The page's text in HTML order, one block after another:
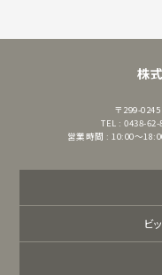
株
〒299-0245
TEL : 0438-
営業時間 : 10:00～
ビ